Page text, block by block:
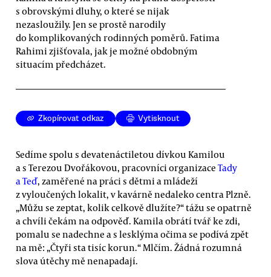
s obrovskými dluhy, o které se nijak
nezasloužily. Jen se prostě narodily
do komplikovaných rodinných poměrů. Fatima
Rahimi zjišťovala, jak je možné obdobným
situacím předcházet.
Zkopírovat odkaz Vytisknout
Sedíme spolu s devatenáctiletou dívkou Kamilou
a s Terezou Dvořákovou, pracovníci organizace Tady
a Teď, zaměřené na práci s dětmi a mládeží
z vyloučených lokalit, v kavárně nedaleko centra Plzně.
„Můžu se zeptat, kolik celkově dlužíte?“ tážu se opatrně
a chvíli čekám na odpověď. Kamila obrátí tvář ke zdi,
pomalu se nadechne a s lesklýma očima se podívá zpět
na mě: „Čtyři sta tisíc korun.“ Mlčím. Žádná rozumná
slova útěchy mě nenapadají.